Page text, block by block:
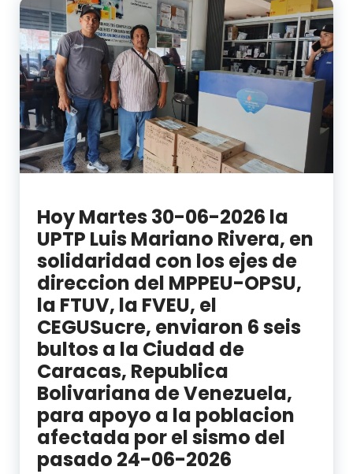
Hoy Martes 30-06-2026 la
UPTP Luis Mariano Rivera, en
solidaridad con los ejes de
direccion del MPPEU-OPSU,
la FTUV, la FVEU, el
CEGUSucre, enviaron 6 seis
bultos a la Ciudad de
Caracas, Republica
Bolivariana de Venezuela,
para apoyo a la poblacion
afectada por el sismo del
pasado 24-06-2026